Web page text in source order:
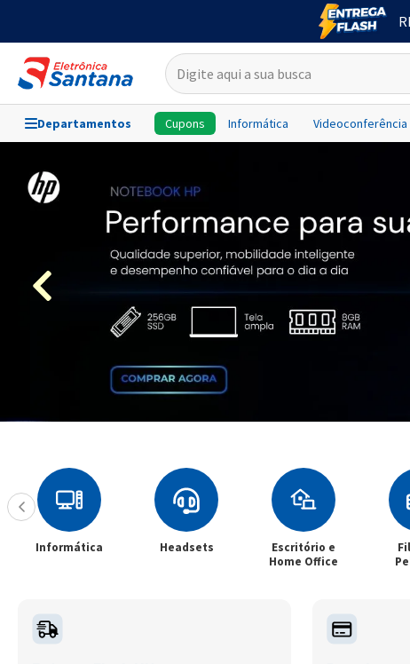
Departamentos Cupons Informática Videoconferência
Informática Headsets
Escritório e
Home Office